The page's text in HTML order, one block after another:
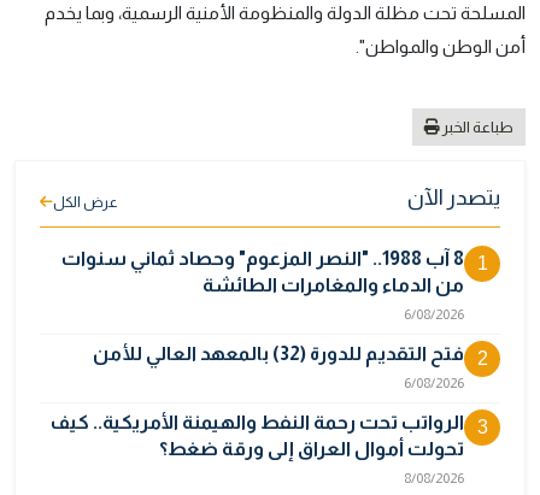
المسلحة تحت مظلة الدولة والمنظومة الأمنية الرسمية، وبما يخدم
أمن الوطن والمواطن".
طباعة الخبر
يتصدر الآن عرض الكل
1
8 آب 1988.. "النصر المزعوم" وحصاد ثماني سنوات
من الدماء والمغامرات الطائشة
6/08/2026
2 فتح التقديم للدورة (32) بالمعهد العالي للأمن
6/08/2026
3
الرواتب تحت رحمة النفط والهيمنة الأمريكية.. كيف
تحولت أموال العراق إلى ورقة ضغط؟
8/08/2026